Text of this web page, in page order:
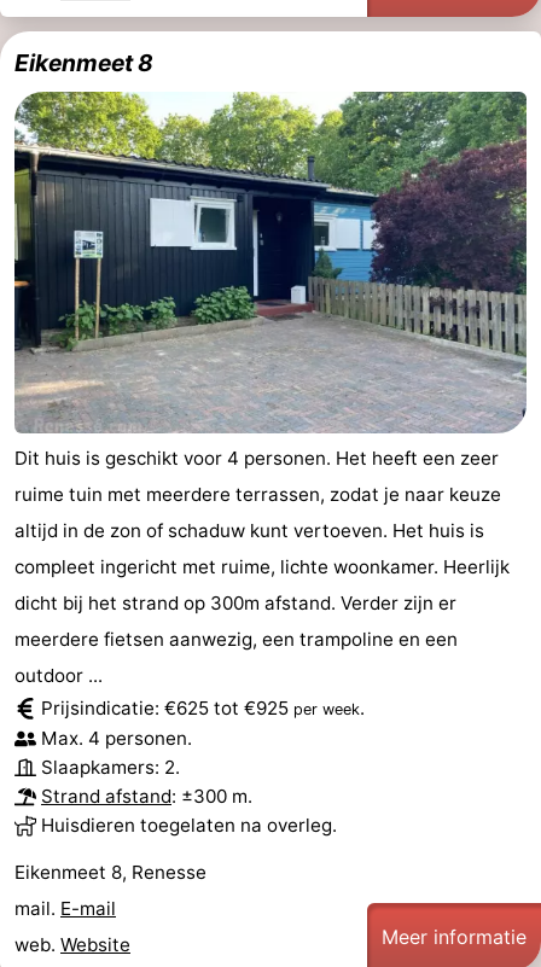
Eikenmeet 8
Dit huis is geschikt voor 4 personen. Het heeft een zeer
ruime tuin met meerdere terrassen, zodat je naar keuze
altijd in de zon of schaduw kunt vertoeven. Het huis is
compleet ingericht met ruime, lichte woonkamer. Heerlijk
dicht bij het strand op 300m afstand. Verder zijn er
meerdere fietsen aanwezig, een trampoline en een
outdoor ...
Prijsindicatie: €625 tot €925 per week.
Max. 4 personen.
Slaapkamers: 2.
Strand afstand: ±300 m.
Huisdieren toegelaten na overleg.
Eikenmeet 8, Renesse
mail. E-mail
web. Website Meer informatie